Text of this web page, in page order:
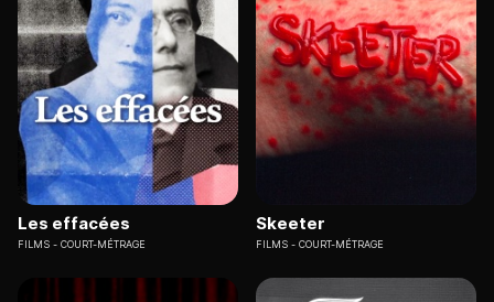
Les effacées
FILMS COURT-MÉTRAGE
Skeeter
FILMS COURT-MÉTRAGE